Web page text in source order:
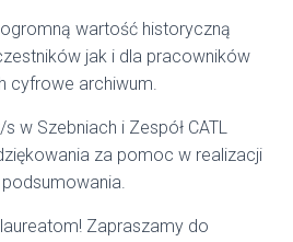
wartość historyczną
jak i dla pracowników
cyfrowe archiwum.
w Szebniach i Zespół CATL
za pomoc w realizacji
Zapraszamy do